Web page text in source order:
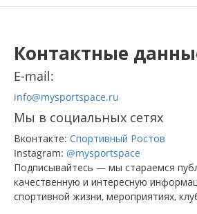
Контактные
E-mail:
info@mysportspace.ru
Мы в социальных сетях
Вконтакте: Спортивный Ростов
Instagram: @mysportspace
Подписывайтесь — мы стараемся
качественную и интересную
спортивной жизни, мероприятиях,